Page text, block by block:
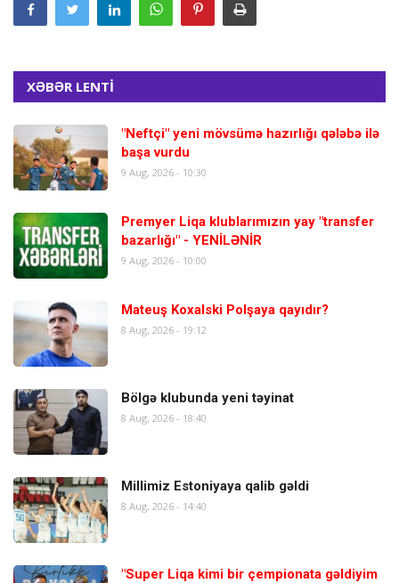
XƏBƏR LENTİ
"Neftçi" yeni mövsümə hazırlığı qələbə ilə
başa vurdu
9 Aug, 2026 - 10:30
Premyer Liqa klublarımızın yay "transfer
bazarlığı" - YENİLƏNİR
9 Aug, 2026 - 10:00
Mateuş Koxalski Polşaya qayıdır?
8 Aug, 2026 - 19:12
Bölgə klubunda yeni təyinat
8 Aug, 2026 - 18:40
Millimiz Estoniyaya qalib gəldi
8 Aug, 2026 - 14:40
"Super Liqa kimi bir çempionata gəldiyim